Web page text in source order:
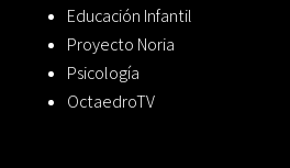
Educación Infantil
Proyecto Noria
Psicología
OctaedroTV